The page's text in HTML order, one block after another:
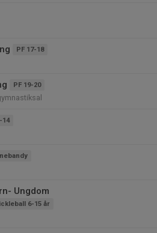
PF 17-18
PF 19-20
14
Ungdom
6-15 år